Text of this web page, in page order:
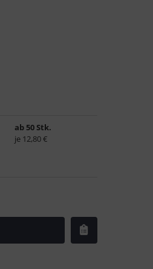
ab 50 Stk.
je 12,80 €